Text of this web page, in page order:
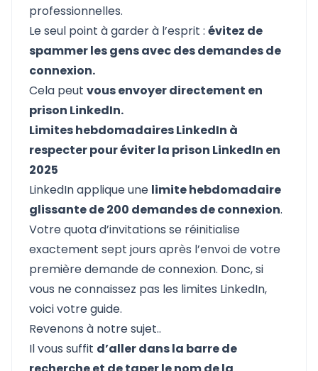
professionnelles.
Le seul point à garder à l’esprit : évitez de
spammer les gens avec des demandes de
connexion.
Cela peut vous envoyer directement en
prison LinkedIn.
Limites hebdomadaires LinkedIn à
respecter pour éviter la prison LinkedIn en
2025
LinkedIn applique une limite hebdomadaire
glissante de 200 demandes de connexion.
Votre quota d’invitations se réinitialise
exactement sept jours après l’envoi de votre
première demande de connexion. Donc, si
vous ne connaissez pas les limites LinkedIn,
voici votre guide.
Revenons à notre sujet..
Il vous suffit d’aller dans la barre de